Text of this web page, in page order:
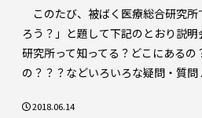
このたび、被ばく医療総合研究所
ろう？」と題して下記のとおり説
研究所って知ってる？どこにあるの
の？？？などいろいろな疑問・質問
2018.06.14